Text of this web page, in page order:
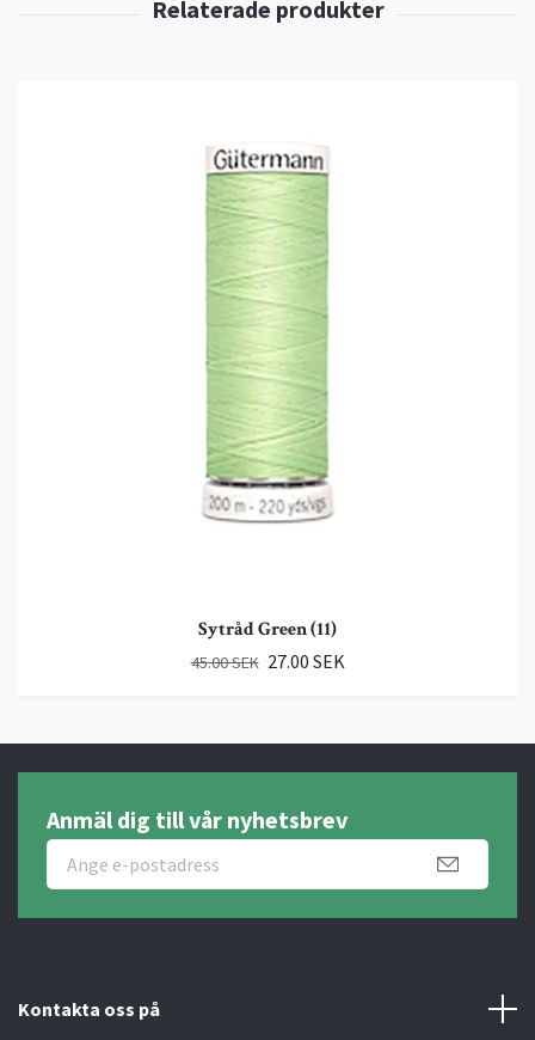
Sytråd Green (11)
45.00 SEK 27.00 SEK
Anmäl dig till vår nyhetsbrev
Kontakta oss på